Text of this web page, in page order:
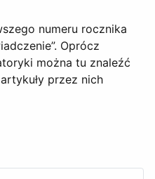
numeru rocznika
Oprócz
można tu znaleźć
przez nich